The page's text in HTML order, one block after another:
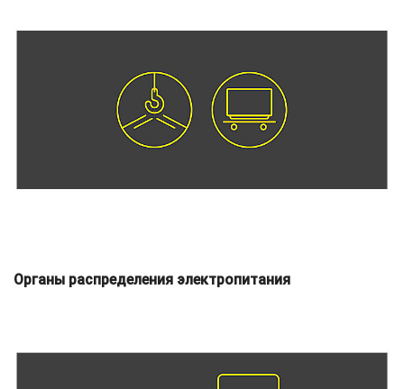
Органы распределения электропитания